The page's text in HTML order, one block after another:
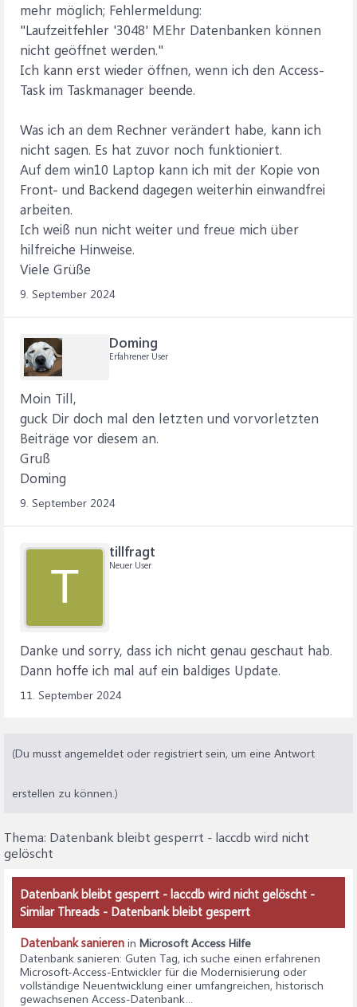
mehr möglich; Fehlermeldung:
"Laufzeitfehler '3048' MEhr Datenbanken können
nicht geöffnet werden."
Ich kann erst wieder öffnen, wenn ich den Access-
Task im Taskmanager beende.
Was ich an dem Rechner verändert habe, kann ich
nicht sagen. Es hat zuvor noch funktioniert.
Auf dem win10 Laptop kann ich mit der Kopie von
Front- und Backend dagegen weiterhin einwandfrei
arbeiten.
Ich weiß nun nicht weiter und freue mich über
hilfreiche Hinweise.
Viele Grüße
9. September 2024
Doming
Erfahrener User
Moin Till,
guck Dir doch mal den letzten und vorvorletzten
Beiträge vor diesem an.
Gruß
Doming
9. September 2024
T
tillfragt
Neuer User
Danke und sorry, dass ich nicht genau geschaut hab.
Dann hoffe ich mal auf ein baldiges Update.
11. September 2024
(Du musst angemeldet oder registriert sein, um eine Antwort
erstellen zu können.)
Thema: Datenbank bleibt gesperrt - laccdb wird nicht
gelöscht
Datenbank bleibt gesperrt - laccdb wird nicht gelöscht -
Similar Threads - Datenbank bleibt gesperrt
Datenbank sanieren in Microsoft Access Hilfe
Datenbank sanieren: Guten Tag, ich suche einen erfahrenen
Microsoft‑Access‑Entwickler für die Modernisierung oder
vollständige Neuentwicklung einer umfangreichen, historisch
gewachsenen Access‑Datenbank...